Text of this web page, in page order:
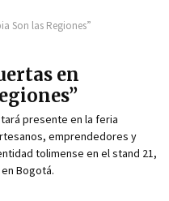
Son las Regiones”
en
presente en la feria
emprendedores y
tolimense en el stand 21,
Bogotá.